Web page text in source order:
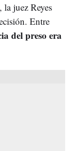
la juez Reyes
Entre
del preso era